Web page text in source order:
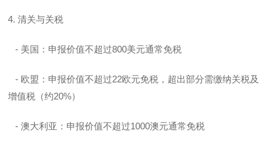
4. 清关与关税
- 美国：申报价值不超过800美元通常免税
- 欧盟：申报价值不超过22欧元免税，超出部分需缴纳关税及
增值税（约20%）
- 澳大利亚：申报价值不超过1000澳元通常免税